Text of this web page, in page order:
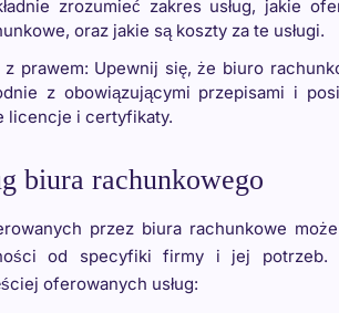
zrozumieć zakres usług, jakie
oraz jakie są koszty za te usługi.
z prawem: Upewnij się, że biuro
z obowiązującymi przepisami i
licencje i certyfikaty.
biura rachunkowego
przez biura rachunkowe
od specyfiki firmy i jej potrzeb.
oferowanych usług: